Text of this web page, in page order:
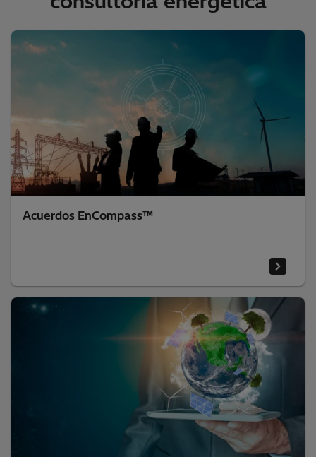
Acuerdos EnCompass™